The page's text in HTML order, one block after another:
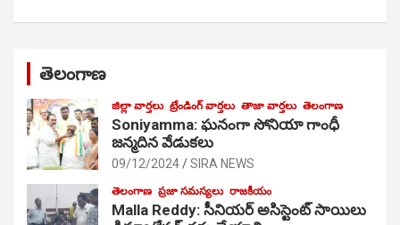
తెలంగాణ
జిల్లా వార్తలు ట్రేండింగ్ వార్తలు తాజా వార్తలు తెలంగాణ
Soniyamma: ఘ‌నంగా సోనియా గాంధీ
జ‌న్మ‌దిన వేడుక‌లు
09/12/2024 SIRA NEWS
తెలంగాణ ప్రజా సమస్యలు రాజకీయం
Malla Reddy: సీనియర్ అసిస్టెంట్ సాయిలు